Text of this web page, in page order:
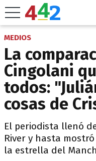
MEDIOS
La
Cingolani
todos:
cosas de
El periodista llenó
River y hasta
la estrella del